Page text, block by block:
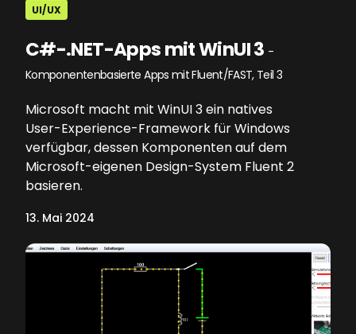
UI/UX
C#-.NET-Apps mit WinUI 3 -
Komponentenbasierte Apps mit Fluent/FAST, Teil 3
Microsoft macht mit WinUI 3 ein natives
User-Experience-Framework für Windows
verfügbar, dessen Komponenten auf dem
Microsoft-eigenen Design-System Fluent 2
basieren.
13. Mai 2024